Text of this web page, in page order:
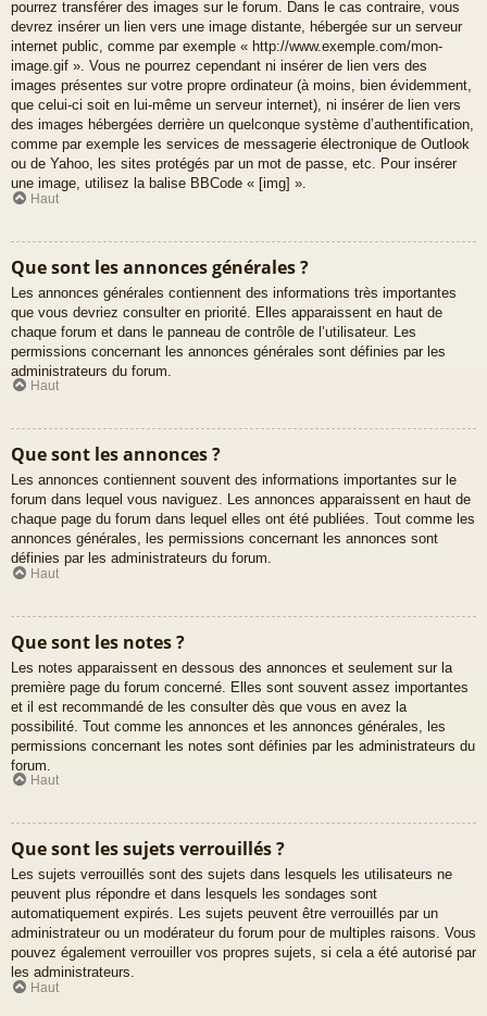
pourrez transférer des images sur le forum. Dans le cas contraire, vous
devrez insérer un lien vers une image distante, hébergée sur un serveur
internet public, comme par exemple « http://www.exemple.com/mon-
image.gif ». Vous ne pourrez cependant ni insérer de lien vers des
images présentes sur votre propre ordinateur (à moins, bien évidemment,
que celui-ci soit en lui-même un serveur internet), ni insérer de lien vers
des images hébergées derrière un quelconque système d’authentification,
comme par exemple les services de messagerie électronique de Outlook
ou de Yahoo, les sites protégés par un mot de passe, etc. Pour insérer
une image, utilisez la balise BBCode « [img] ».
Haut
Que sont les annonces générales ?
Les annonces générales contiennent des informations très importantes
que vous devriez consulter en priorité. Elles apparaissent en haut de
chaque forum et dans le panneau de contrôle de l’utilisateur. Les
permissions concernant les annonces générales sont définies par les
administrateurs du forum.
Haut
Que sont les annonces ?
Les annonces contiennent souvent des informations importantes sur le
forum dans lequel vous naviguez. Les annonces apparaissent en haut de
chaque page du forum dans lequel elles ont été publiées. Tout comme les
annonces générales, les permissions concernant les annonces sont
définies par les administrateurs du forum.
Haut
Que sont les notes ?
Les notes apparaissent en dessous des annonces et seulement sur la
première page du forum concerné. Elles sont souvent assez importantes
et il est recommandé de les consulter dès que vous en avez la
possibilité. Tout comme les annonces et les annonces générales, les
permissions concernant les notes sont définies par les administrateurs du
forum.
Haut
Que sont les sujets verrouillés ?
Les sujets verrouillés sont des sujets dans lesquels les utilisateurs ne
peuvent plus répondre et dans lesquels les sondages sont
automatiquement expirés. Les sujets peuvent être verrouillés par un
administrateur ou un modérateur du forum pour de multiples raisons. Vous
pouvez également verrouiller vos propres sujets, si cela a été autorisé par
les administrateurs.
Haut